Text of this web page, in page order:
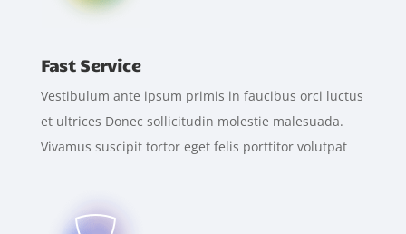
Fast Service
Vestibulum ante ipsum primis in faucibus orci luctus
et ultrices Donec sollicitudin molestie malesuada.
Vivamus suscipit tortor eget felis porttitor volutpat